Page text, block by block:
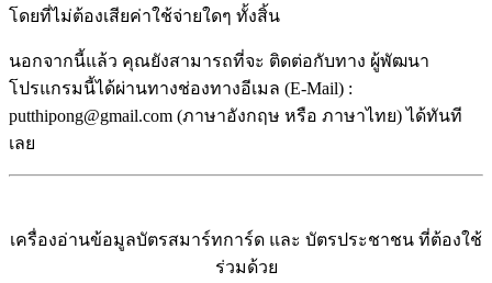
โดยที่ไม่ต้องเสียค่าใช้จ่ายใดๆ ทั้งสิ้น
นอกจากนี้แล้ว คุณยังสามารถที่จะ ติดต่อกับทาง ผู้พัฒนา
โปรแกรมนี้ได้ผ่านทางช่องทางอีเมล (E-Mail) :
putthipong@gmail.com (ภาษาอังกฤษ หรือ ภาษาไทย) ได้ทันที
เลย
เครื่องอ่านข้อมูลบัตรสมาร์ทการ์ด และ บัตรประชาชน ที่ต้องใช้
ร่วมด้วย